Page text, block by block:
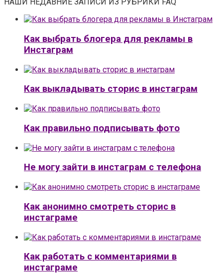
НАШИ НЕДАВНИЕ ЗАПИСИ ИЗ РУБРИКИ FAQ
Как выбрать блогера для рекламы в
Инстаграм
Как выкладывать сторис в инстаграм
Как правильно подписывать фото
Не могу зайти в инстаграм с телефона
Как анонимно смотреть сторис в
инстаграме
Как работать с комментариями в
инстаграме